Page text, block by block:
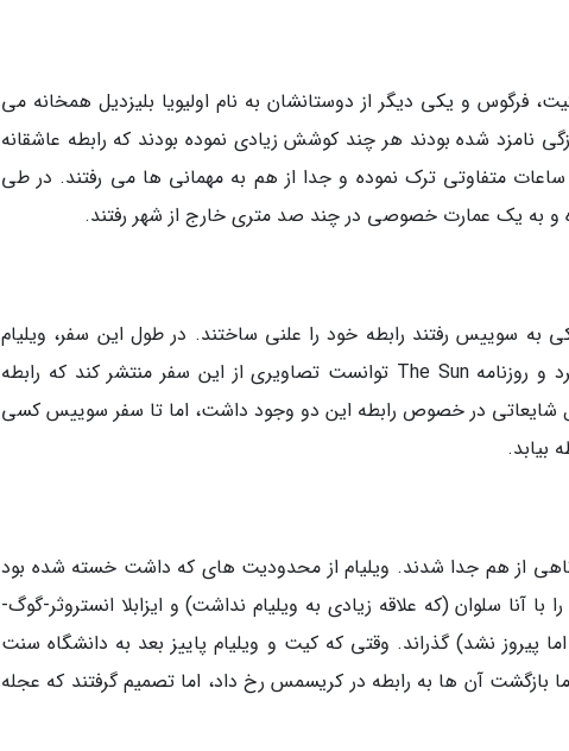
فرگوس و یکی دیگر از دوستانشان به نام اولیویا بلیزدیل همخانه می
نامزد شده بودند هر چند کوشش زیادی نموده بودند که رابطه عاشقانه
متفاوتی ترک نموده و جدا از هم به مهمانی ها می رفتند. در طی
و به یک عمارت خصوصی در چند صد متری خارج از شهر رفتند.
و زمانی که برای اسکی به سوییس رفتند رابطه خود را علنی ساختند. در طول این سفر، ویلیام
کوششی برای مخفی کردن عشق خود به کیت نکرد و روزنامه The Sun توانست تصاویری از این سفر منتشر کند که رابطه
قبل شایعاتی در خصوص رابطه این دو وجود داشت، اما تا سفر سوییس کسی
بیابد.
برای مدت کوتاهی از هم جدا شدند. ویلیام از محدودیت های که داشت خسته شده بود
آنا سلوان (که علاقه زیادی به ویلیام نداشت) و ایزابلا انستروثر-گوگ-
پیروز نشد) گذراند. وقتی که کیت و ویلیام پاییز بعد به دانشگاه سنت
بازگشت آن ها به رابطه در کریسمس رخ داد، اما تصمیم گرفتند که عجله